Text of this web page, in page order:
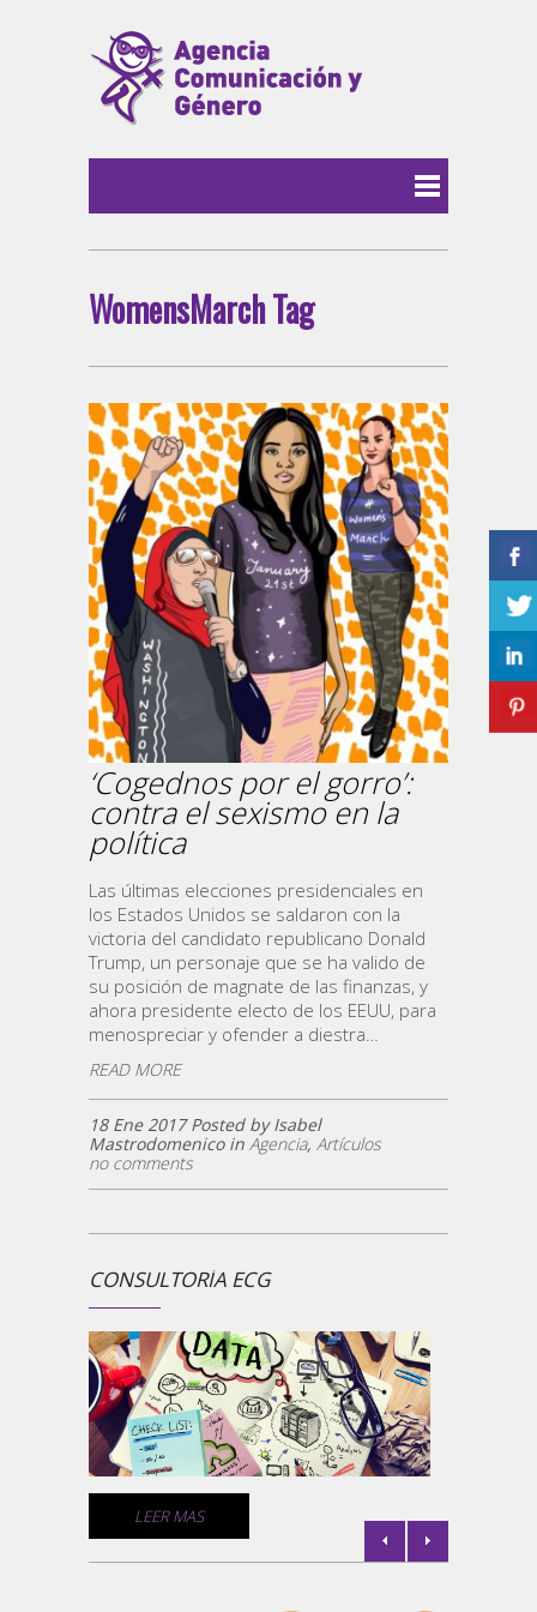
WomensMarch Tag
‘Cogednos por el gorro’:
contra el sexismo en la
política
Las últimas elecciones presidenciales en
los Estados Unidos se saldaron con la
victoria del candidato republicano Donald
Trump, un personaje que se ha valido de
su posición de magnate de las finanzas, y
ahora presidente electo de los EEUU, para
menospreciar y ofender a diestra…
READ MORE
18 Ene 2017 Posted by Isabel
Mastrodomenico in Agencia, Artículos
no comments
CONSULTORÍA ECG
LEER MAS